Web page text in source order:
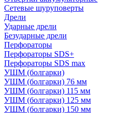
Сетевые шуруповерты
Дрели
Ударные дрели
Безударные дрели
Перфораторы
Перфораторы SDS+
Перфораторы SDS max
УШМ (болгарки)
УШМ (болгарки) 76 мм
УШМ (болгарки) 115 мм
УШМ (болгарки) 125 мм
УШМ (болгарки) 150 мм